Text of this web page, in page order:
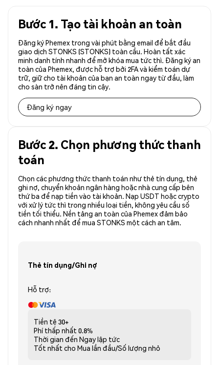
Bước 1. Tạo tài khoản an toàn
Đăng ký Phemex trong vài phút bằng email để bắt đầu
giao dịch STONKS (STONKS) toàn cầu. Hoàn tất xác
minh danh tính nhanh để mở khóa mua tức thì. Đăng ký an
toàn của Phemex, được hỗ trợ bởi 2FA và kiểm toán dự
trữ, giữ cho tài khoản của bạn an toàn ngay từ đầu, làm
cho sàn trở nên đáng tin cậy.
Đăng ký ngay
Bước 2. Chọn phương thức thanh
toán
Chọn các phương thức thanh toán như thẻ tín dụng, thẻ
ghi nợ, chuyển khoản ngân hàng hoặc nhà cung cấp bên
thứ ba để nạp tiền vào tài khoản. Nạp USDT hoặc crypto
với xử lý tức thì trong nhiều loại tiền, không yêu cầu số
tiền tối thiểu. Nền tảng an toàn của Phemex đảm bảo
cách nhanh nhất để mua STONKS một cách an tâm.
Thẻ tín dụng/Ghi nợ
Hỗ trợ:
Tiền tệ 30+
Phí thấp nhất 0.8%
Thời gian đến Ngay lập tức
Tốt nhất cho Mua lần đầu/Số lượng nhỏ